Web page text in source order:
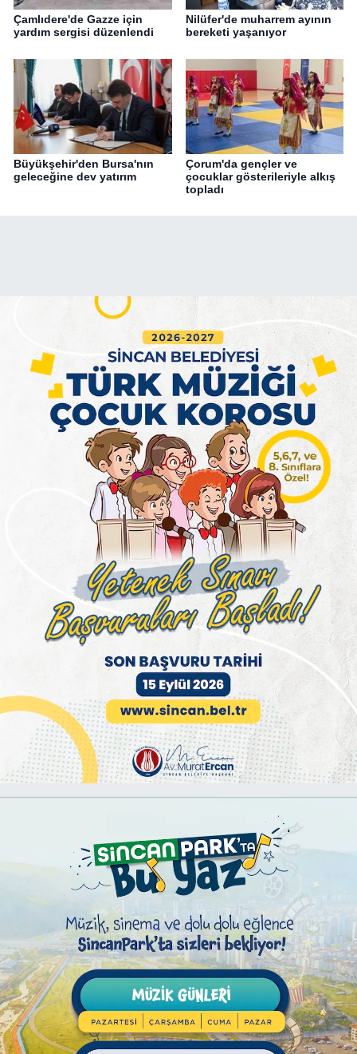
Çamlıdere'de Gazze için
yardım sergisi düzenlendi
Nilüfer'de muharrem ayının
bereketi yaşanıyor
Büyükşehir'den Bursa'nın
geleceğine dev yatırım
Çorum'da gençler ve
çocuklar gösterileriyle alkış
topladı